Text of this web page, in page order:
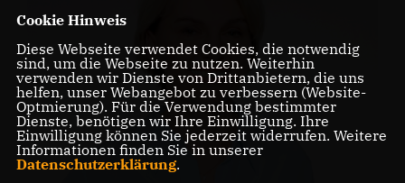
Cookie Hinweis
Diese Webseite verwendet Cookies, die notwendig
sind, um die Webseite zu nutzen. Weiterhin
verwenden wir Dienste von Drittanbietern, die uns
helfen, unser Webangebot zu verbessern (Website-
Optmierung). Für die Verwendung bestimmter
Dienste, benötigen wir Ihre Einwilligung. Ihre
Einwilligung können Sie jederzeit widerrufen. Weitere
Informationen finden Sie in unserer
Datenschutzerklärung.